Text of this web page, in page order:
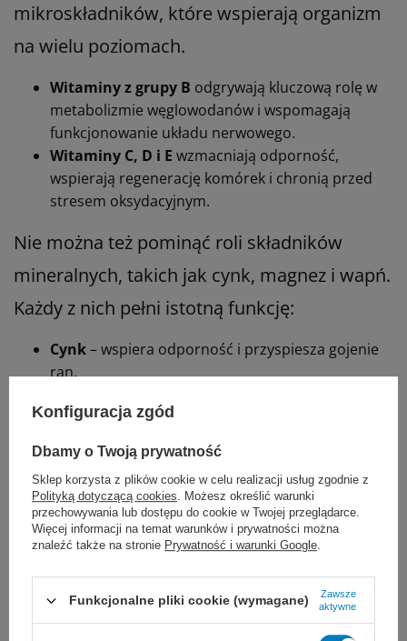
mikroskładników, które wspierają organizm
na wielu poziomach.
Witaminy z grupy B odgrywają kluczową rolę w
metabolizmie węglowodanów i wspomagają
funkcjonowanie układu nerwowego.
Witaminy C, D i E wzmacniają odporność,
wspierają regenerację komórek i chronią przed
stresem oksydacyjnym.
Nie można też pominąć roli składników
mineralnych, takich jak cynk, magnez i wapń.
Każdy z nich pełni istotną funkcję:
Cynk– wspiera odporność i przyspiesza gojenie
ran,
nerwowego,
– niezbędny dla mocnych kości i
prawidłowego przewodnictwa nerwowego.
Tak zbilansowany skład sprawia, że Diasip to
nie tylko pomoc w kontroli glikemii, ale
również pełnowartościowe źródło
niezbędnych składników odżywczych.
Konfiguracja zgód
Dbamy o Twoją prywatność
Sklep korzysta z plików cookie w celu realizacji usług zgodnie z
Polityką dotyczącą cookies. Możesz określić warunki
przechowywania lub dostępu do cookie w Twojej przeglądarce.
Więcej informacji na temat warunków i prywatności można
znaleźć także na stronie Prywatność i warunki Google.
Funkcjonalne pliki cookie (wymagane)
Zawsze
aktywne